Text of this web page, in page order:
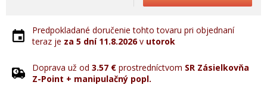
Predpokladané doručenie tohto tovaru pri objednaní
teraz je za 5 dní 11.8.2026v utorok
Doprava už od 3.57 € prostredníctvom SR Zásielkovňa
Z-Point + manipulačný popl.